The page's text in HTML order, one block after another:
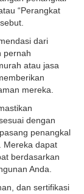
“Perangkat
dari
pernah
atau jasa
mereka.
dengan
penangkal
Mereka dapat
berdasarkan
Anda.
dan sertifikasi